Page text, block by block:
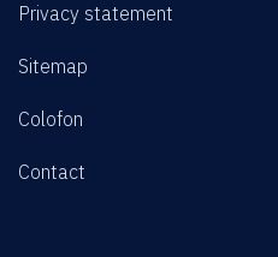
Privacy statement
Sitemap
Colofon
Contact